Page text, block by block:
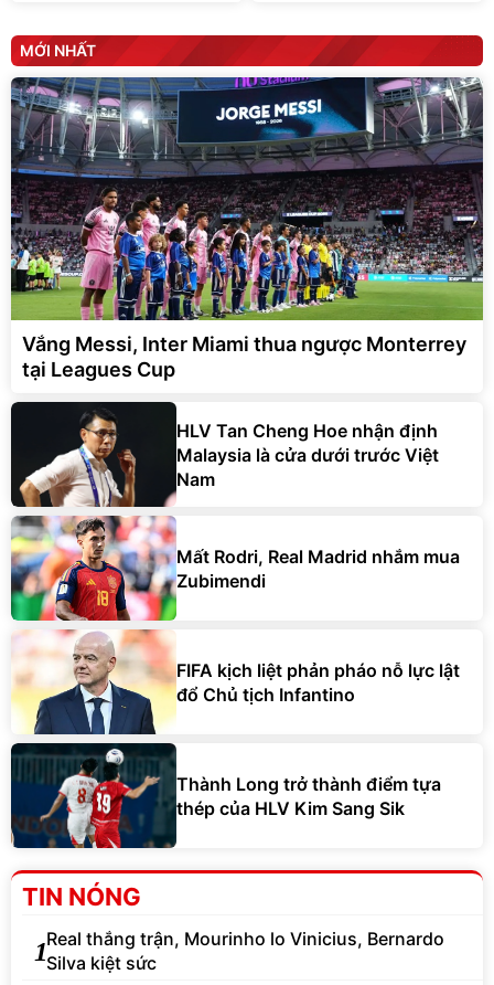
MỚI NHẤT
Vắng Messi, Inter Miami thua ngược Monterrey
tại Leagues Cup
HLV Tan Cheng Hoe nhận định
Malaysia là cửa dưới trước Việt
Nam
Mất Rodri, Real Madrid nhắm mua
Zubimendi
FIFA kịch liệt phản pháo nỗ lực lật
đổ Chủ tịch Infantino
Thành Long trở thành điểm tựa
thép của HLV Kim Sang Sik
TIN NÓNG
1Real thắng trận, Mourinho lo Vinicius, Bernardo
Silva kiệt sức